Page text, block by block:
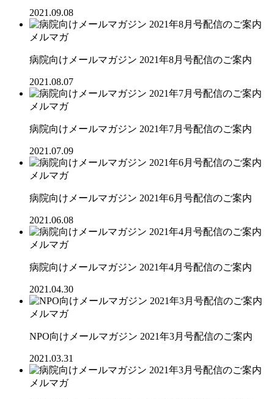
2021.09.08
メルマガ
病院向けメールマガジン 2021年8月号配信のご案内
2021.08.07
メルマガ
病院向けメールマガジン 2021年7月号配信のご案内
2021.07.09
メルマガ
病院向けメールマガジン 2021年6月号配信のご案内
2021.06.08
メルマガ
病院向けメールマガジン 2021年4月号配信のご案内
2021.04.30
メルマガ
NPO向けメールマガジン 2021年3月号配信のご案内
2021.03.31
メルマガ